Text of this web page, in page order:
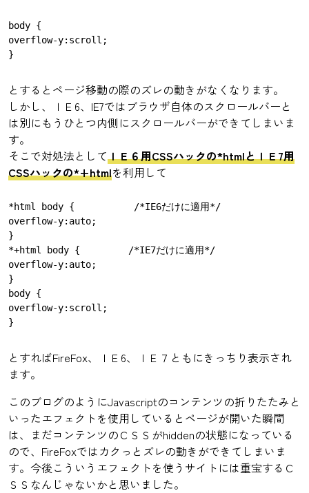
body {
overflow-y:scroll;
とするとページ移動の際のズレの動きがなくなります。
しかし、ＩＥ6、IE7ではブラウザ自体のスクロールバーと
は別にもうひとつ内側にスクロールバーができてしまいま
す。
そこで対処法としてＩＥ６用CSSハックの*htmlとＩＥ7用
CSSハックの*+htmlを利用して
*html body {  　　　　　/*IE6だけに適用*/
overflow-y:auto;
}
*+html body {　　　　　/*IE7だけに適用*/
overflow-y:auto;
}
body {
overflow-y:scroll;
とすればFireFox、ＩＥ6、ＩＥ７ともにきっちり表示され
ます。
このブログのようにJavascriptのコンテンツの折りたたみと
いったエフェクトを使用しているとページが開いた瞬間
は、まだコンテンツのＣＳＳがhiddenの状態になっている
ので、FireFoxではカクっとズレの動きができてしまいま
す。今後こういうエフェクトを使うサイトには重宝するＣ
ＳＳなんじゃないかと思いました。